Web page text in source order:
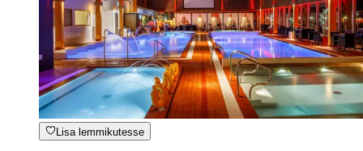
Lisa lemmikutesse